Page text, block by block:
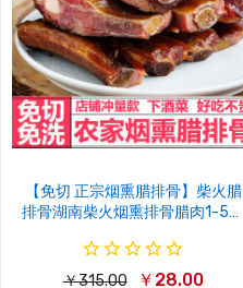
【免切 正宗烟熏腊排骨】柴火腊
排骨湖南柴火烟熏排骨腊肉1-5斤
￥315.00 ￥28.00